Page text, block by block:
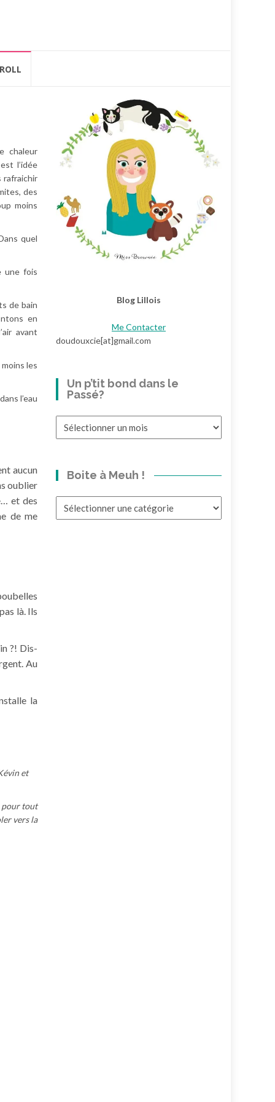
chaleur
l’idée
rafraichir
des
moins
quel
une fois
de bain
en
avant
les
l’eau
aucun
oublier
et des
de me
là. Ils
?! Dis-
Au
la
et
pour tout
vers la
Blog Lillois
Me Contacter
doudouxcie[at]gmail.com
Un p’tit bond dans le
Passé?
Boite à Meuh !